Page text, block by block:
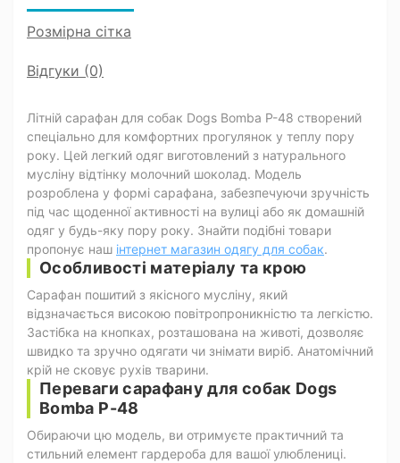
Розмірна сітка
Відгуки (0)
Літній сарафан для собак Dogs Bomba P-48 створений
спеціально для комфортних прогулянок у теплу пору
року. Цей легкий одяг виготовлений з натурального
мусліну відтінку молочний шоколад. Модель
розроблена у формі сарафана, забезпечуючи зручність
під час щоденної активності на вулиці або як домашній
одяг у будь-яку пору року. Знайти подібні товари
пропонує наш інтернет магазин одягу для собак.
Особливості матеріалу та крою
Сарафан пошитий з якісного мусліну, який
відзначається високою повітропроникністю та легкістю.
Застібка на кнопках, розташована на животі, дозволяє
швидко та зручно одягати чи знімати виріб. Анатомічний
крій не сковує рухів тварини.
Переваги сарафану для собак Dogs
Bomba P-48
Обираючи цю модель, ви отримуєте практичний та
стильний елемент гардероба для вашої улюблениці.